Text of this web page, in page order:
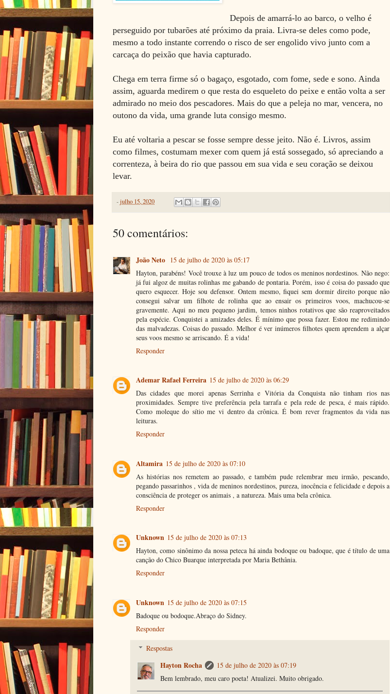
Depois de amarrá-lo ao barco, o velho é
perseguido por tubarões até próximo da praia. Livra-se deles como pode,
mesmo a todo instante correndo o risco de ser engolido vivo junto com a
carcaça do peixão que havia capturado.
Chega em terra firme só o bagaço, esgotado, com fome, sede e sono. Ainda
assim, aguarda medirem o que resta do esqueleto do peixe e então volta a ser
admirado no meio dos pescadores. Mais do que a peleja no mar, vencera, no
outono da vida, uma grande luta consigo mesmo.
Eu até voltaria a pescar se fosse sempre desse jeito. Não é. Livros, assim
como filmes, costumam mexer com quem já está sossegado, só apreciando a
correnteza, à beira do rio que passou em sua vida e seu coração se deixou
levar.
-julho 15, 2020
50 comentários:
João Neto 15 de julho de 2020 às 05:17
Hayton, parabéns! Você trouxe à luz um pouco de todos os meninos nordestinos. Não nego:
já fui algoz de muitas rolinhas me gabando de pontaria. Porém, isso é coisa do passado que
quero esquecer. Hoje sou defensor. Ontem mesmo, fiquei sem dormir direito porque não
consegui salvar um filhote de rolinha que ao ensair os primeiros voos, machucou-se
gravemente. Aqui no meu pequeno jardim, temos ninhos rotativos que são reaproveitados
pela espécie. Conquistei a amizades deles. É mínimo que possa fazer. Estou me redimindo
das malvadezas. Coisas do passado. Melhor é ver inúmeros filhotes quem aprendem a alçar
seus voos mesmo se arriscando. É a vida!
Responder
Ademar Rafael Ferreira 15 de julho de 2020 às 06:29
Das cidades que morei apenas Serrinha e Vitória da Conquista não tinham rios nas
proximidades. Sempre tive preferência pela tarrafa e pela rede de pesca, é mais rápido.
Como moleque do sítio me vi dentro da crônica. É bom rever fragmentos da vida nas
leituras.
Responder
Altamira 15 de julho de 2020 às 07:10
As histórias nos remetem ao passado, e também pude relembrar meu irmão, pescando,
pegando passarinhos , vida de meninos nordestinos, pureza, inocência e felicidade e depois a
consciência de proteger os animais , a natureza. Mais uma bela crônica.
Responder
Unknown 15 de julho de 2020 às 07:13
Hayton, como sinônimo da nossa peteca há ainda bodoque ou badoque, que é título de uma
canção do Chico Buarque interpretada por Maria Bethânia.
Responder
Unknown 15 de julho de 2020 às 07:15
Badoque ou bodoque.Abraço do Sidney.
Responder
Respostas
Hayton Rocha
15 de julho de 2020 às 07:19
Bem lembrado, meu caro poeta! Atualizei. Muito obrigado.